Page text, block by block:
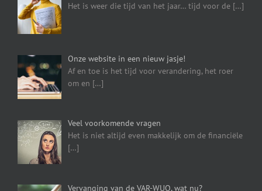
Het is weer die tijd van het jaar… tijd voor de […]
Onze website in een nieuw jasje!
Af en toe is het tijd voor verandering, het roer
om en […]
Veel voorkomende vragen
Het is niet altijd even makkelijk om de financiële
[…]
Vervanging van de VAR-WUO, wat nu?